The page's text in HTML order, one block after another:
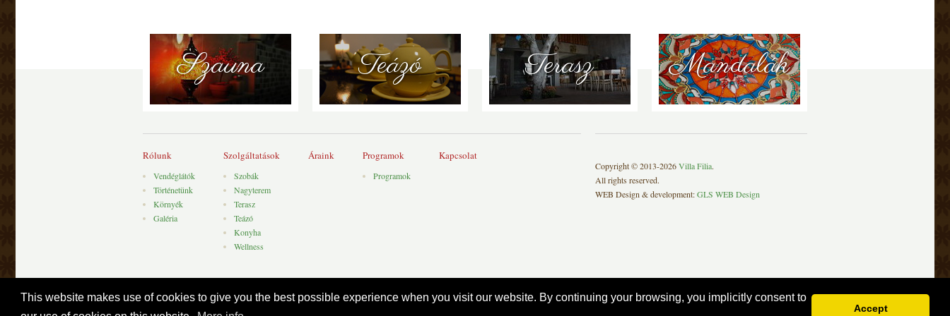
This website makes use of cookies to give you the best possible experience when you visit our website. By continuing your browsing, you implicitly consent to
Accept
Szauna Teázó Terasz Mandalák
Rólunk
Vendéglátók
Történetünk
Környék
Galéria
Szolgáltatások
Szobák
Nagyterem
Terasz
Teázó
Konyha
Wellness
Áraink Programok
Programok
Kapcsolat
Copyright © 2013-2026Villa Filia.
All rights reserved.
WEB Design & development:GLS WEB Design